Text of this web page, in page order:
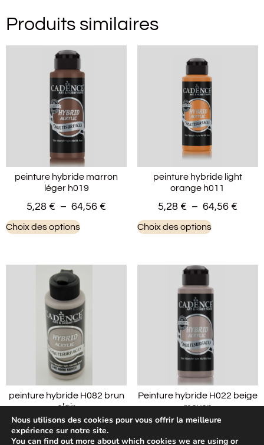
Produits similaires
peinture hybride marron
léger h019
5,28 € – 64,56 €
Choix des options
peinture hybride light
orange h011
5,28 € – 64,56 €
Choix des options
peinture hybride H082 brun
clair
5,28€ – 64,56€
Peinture hybride H022 beige
moyen
5,28€ – 15,96
Nous utilisons des cookies pour vous offrir la meilleure
expérience sur notre site.
You can find out more about which cookies we are using or